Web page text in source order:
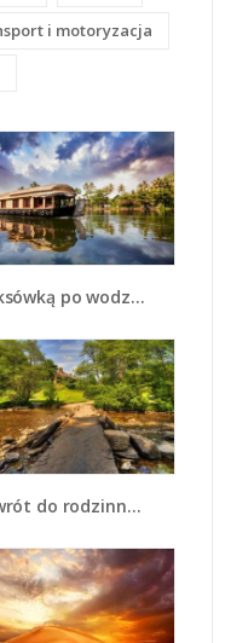
i motoryzacja
po wodzie - KN1166A
do rodzinnego domu - KN937